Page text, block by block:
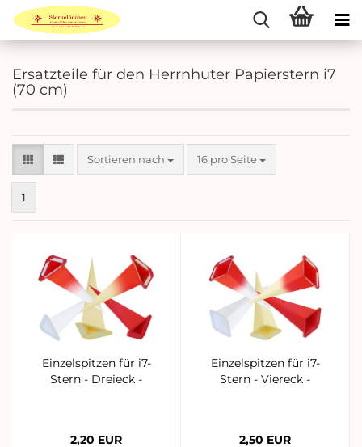
Ersatzteile für den Herrnhuter Papierstern i7
(70 cm)
Sortieren nach
Sortieren nach 16 pro Seite
pro Seite
1
Einzelspitzen für i7-
Stern - Dreieck -
2,20 EUR
Einzelspitzen für i7-
Stern - Viereck -
2,50 EUR